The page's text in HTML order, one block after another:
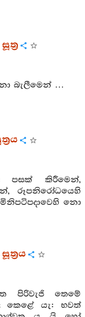
බැලීමෙන් …
කිරීමෙන්,
රූපනිරෝධයෙහි
නො
පිරිවැජි තෙමේ
කෙළේ යැ: භවත්